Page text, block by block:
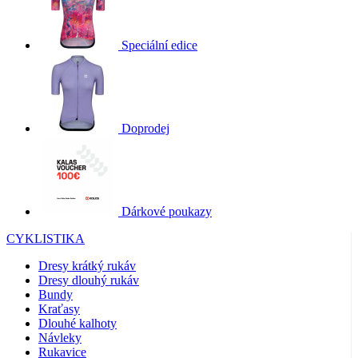
Speciální edice
Doprodej
Dárkové poukazy
CYKLISTIKA
Dresy krátký rukáv
Dresy dlouhý rukáv
Bundy
Kraťasy
Dlouhé kalhoty
Návleky
Rukavice